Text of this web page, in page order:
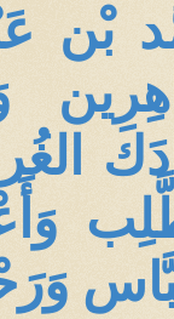
بْن